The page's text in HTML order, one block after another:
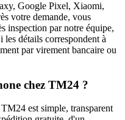
Google Pixel, Xiaomi,
votre demande, vous
inspection par notre équipe,
détails correspondent à
par virement bancaire ou
chez TM24 ?
est simple, transparent